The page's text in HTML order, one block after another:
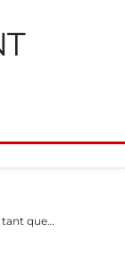
tant que…